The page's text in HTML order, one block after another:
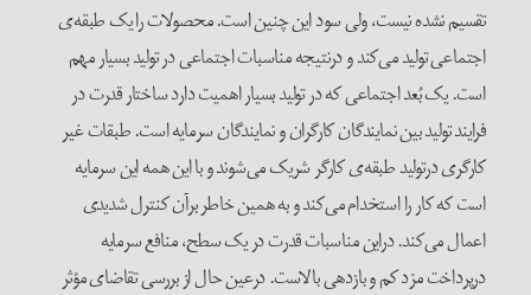
تقسیم نشده نیست، ولی سود این چنین است. محصولات را یک طبقه‌ی
اجتماعی تولید می‌کند و درنتیجه مناسبات اجتماعی در تولید بسیار مهم
است. یک بُعد اجتماعی که در تولید بسیار اهمیت دارد ساختار قدرت در
فرایند تولید بین نمایندگان کارگران و نمایندگان سرمایه است. طبقات غیر
کارگری درتولید طبقه‌ی کارگر شریک می‌شوند و با این همه این سرمایه
است که کار را استخدام می‌کند و به همین خاطر برآن کنترل شدیدی
اعمال می‌کند. دراین مناسبات قدرت در یک سطح، منافع سرمایه
درپرداخت مزد کم و بازدهی بالاست. درعین حال از بررسی تقاضای مؤثر